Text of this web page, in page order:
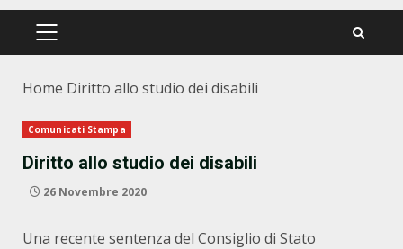
PRIMÄRES
Home Diritto allo studio dei disabili
Comunicati Stampa
Diritto allo studio dei disabili
26 Novembre 2020
Una recente sentenza del Consiglio di Stato